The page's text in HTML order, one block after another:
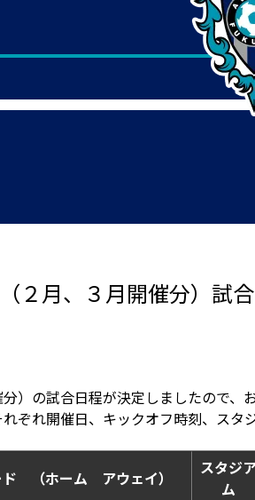
２月、３月開催分）試
）の試合日程が決定しましたので、
ぞれ開催日、キックオフ時刻、ス
ド （ホーム アウェイ）
スタジ
ム